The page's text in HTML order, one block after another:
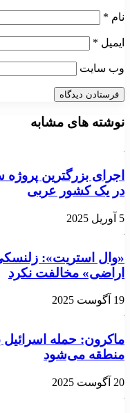
نام *
ایمیل *
وب‌ سایت
نوشته های مشابه
اجرای بزرگترین
در یک کشور عربی
5 آوریل 2025
«وال استریت»: زلنسکی
اراضی» مخالفت نکرد
19 آگوست 2025
ماکرون: حمله
منطقه می‌شود
20 آگوست 2025